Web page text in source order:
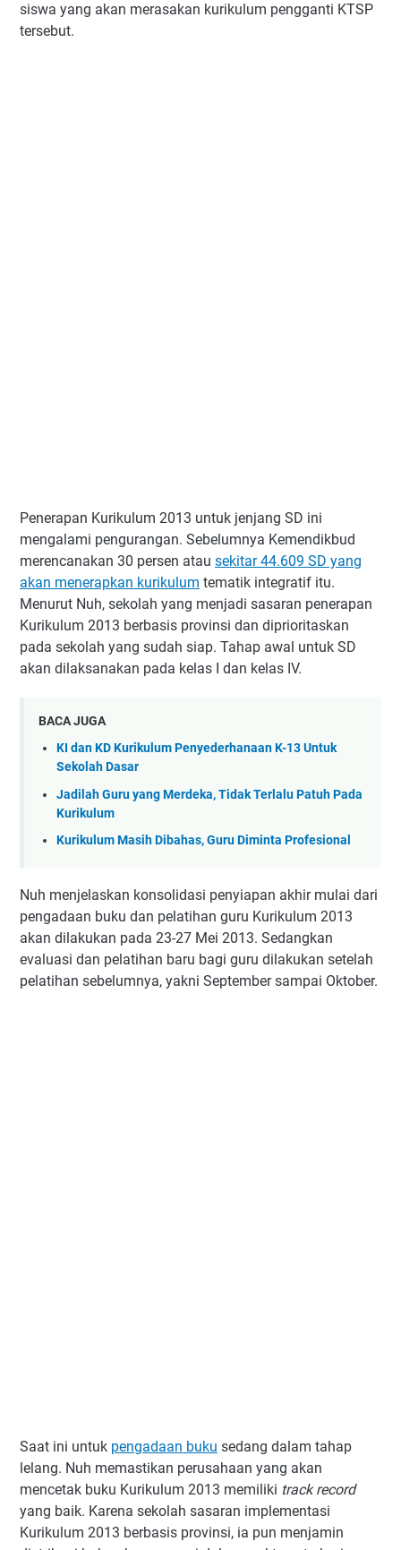
siswa yang akan merasakan kurikulum pengganti KTSP
tersebut.
Penerapan Kurikulum 2013 untuk jenjang SD ini
mengalami pengurangan. Sebelumnya Kemendikbud
merencanakan 30 persen atau sekitar 44.609 SD yang
akan menerapkan kurikulum tematik integratif itu.
Menurut Nuh, sekolah yang menjadi sasaran penerapan
Kurikulum 2013 berbasis provinsi dan diprioritaskan
pada sekolah yang sudah siap. Tahap awal untuk SD
akan dilaksanakan pada kelas I dan kelas IV.
BACA JUGA
KI dan KD Kurikulum Penyederhanaan K-13 Untuk
Sekolah Dasar
Jadilah Guru yang Merdeka, Tidak Terlalu Patuh Pada
Kurikulum
Kurikulum Masih Dibahas, Guru Diminta Profesional
Nuh menjelaskan konsolidasi penyiapan akhir mulai dari
pengadaan buku dan pelatihan guru Kurikulum 2013
akan dilakukan pada 23-27 Mei 2013. Sedangkan
evaluasi dan pelatihan baru bagi guru dilakukan setelah
pelatihan sebelumnya, yakni September sampai Oktober.
Saat ini untuk pengadaan buku sedang dalam tahap
lelang. Nuh memastikan perusahaan yang akan
mencetak buku Kurikulum 2013 memiliki track record
yang baik. Karena sekolah sasaran implementasi
Kurikulum 2013 berbasis provinsi, ia pun menjamin